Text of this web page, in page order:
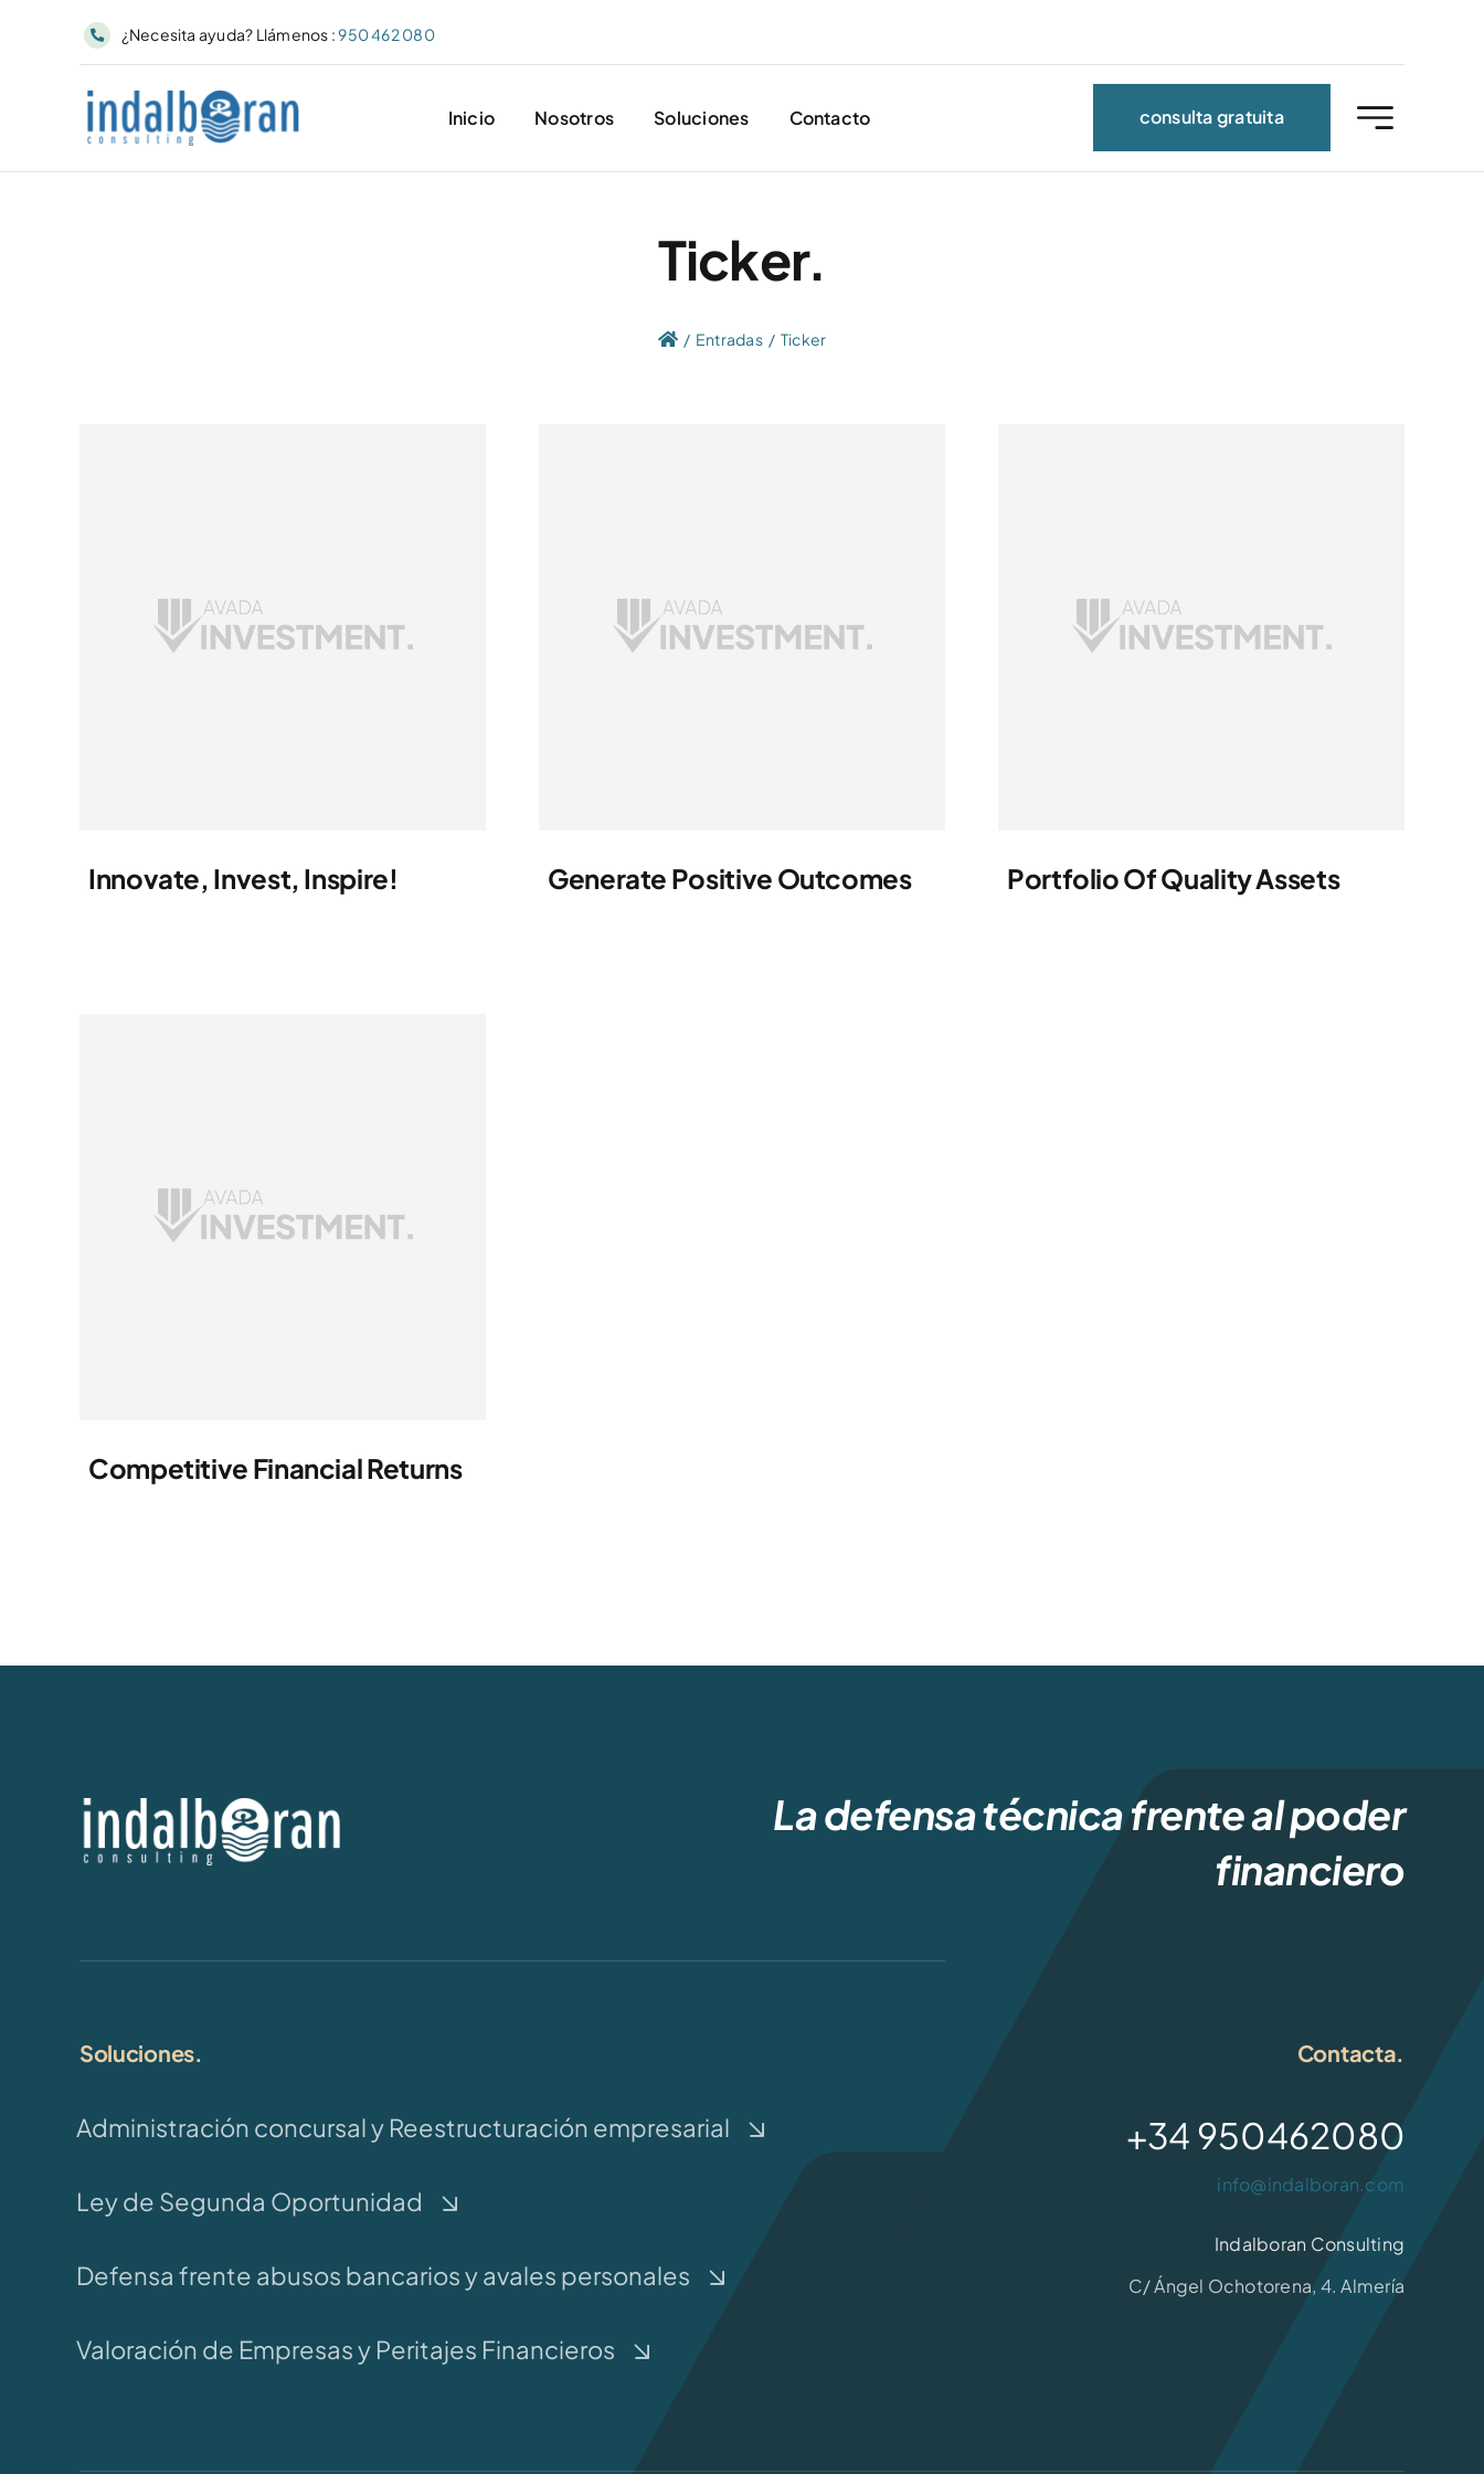
¿Necesita ayuda? Llámenos :950 462 080
Inicio Nosotros Soluciones Contacto consulta gratuita
Ticker.
Entradas Ticker
Innovate, Invest, Inspire! Generate Positive Outcomes Portfolio Of Quality Assets
Competitive Financial Returns
La defensa técnica frente al poder
financiero
Soluciones.
Administración concursal y Reestructuración empresarial
Ley de Segunda Oportunidad
Defensa frente abusos bancarios y avales personales
Valoración de Empresas y Peritajes Financieros
Contacta.
+34 950462080
info@indalboran.com
Indalboran Consulting
C/ Ángel Ochotorena, 4. Almería